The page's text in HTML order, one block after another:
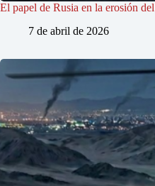
El papel de Rusia en la erosión
7 de abril de 2026